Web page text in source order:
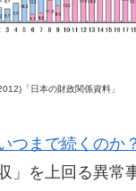
「日本の財政関係資料」
つまで続くのか？
」を上回る異常